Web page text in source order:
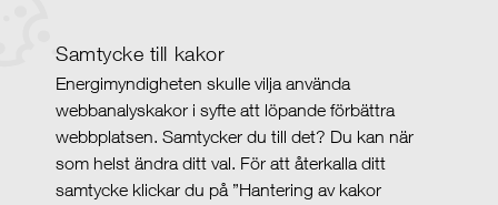
Samtycke till kakor
Energimyndigheten skulle vilja använda
webbanalyskakor i syfte att löpande förbättra
webbplatsen. Samtycker du till det? Du kan när
som helst ändra ditt val. För att återkalla ditt
samtycke klickar du på ”Hantering av kakor